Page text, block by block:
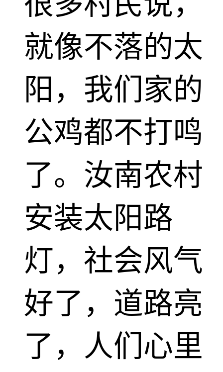
就像不落的太
阳，我们家的
公鸡都不打鸣
了。汝南农村
安装太阳路
灯，社会风气
好了，道路亮
了，人们心里